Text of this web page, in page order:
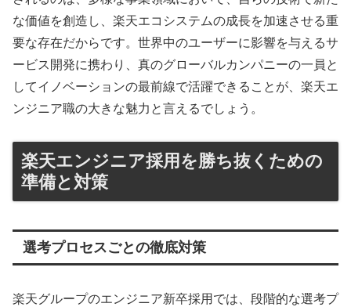
な価値を創造し、楽天エコシステムの成長を加速させる重
要な存在だからです。世界中のユーザーに影響を与えるサ
ービス開発に携わり、真のグローバルカンパニーの一員と
してイノベーションの最前線で活躍できることが、楽天エ
ンジニア職の大きな魅力と言えるでしょう。
楽天エンジニア採用を勝ち抜くための
準備と対策
選考プロセスごとの徹底対策
楽天グループのエンジニア新卒採用では、段階的な選考プ